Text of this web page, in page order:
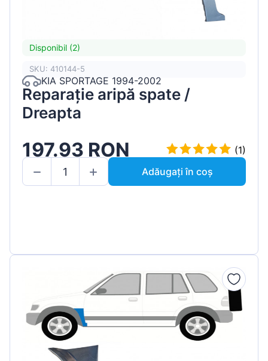
Disponibil (2)
SKU: 410144-5
KIA SPORTAGE 1994-2002
Reparație aripă spate /
Dreapta
197.93 RON
(1)
Adăugați în coș